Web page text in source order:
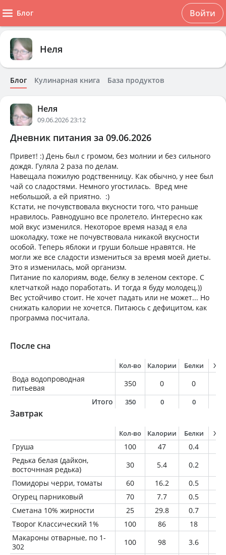
Блог Войти
Неля
Блог Кулинарная книга База продуктов
Неля
09.06.2026 23:12
Дневник питания за 09.06.2026
Привет! :) День был с громом, без молнии и без сильного
дождя. Гуляла 2 раза по делам.
Навещала пожилую родственницу. Как обычно, у нее был
чай со сладостями. Немного угостилась. Вред мне
небольшой, а ей приятно. :)
Кстати, не почувствовала вкусности того, что раньше
нравилось. Равнодушно все пролетело. Интересно как
мой вкус изменился. Некоторое время назад я ела
шоколадку, тоже не почувствовала никакой вкусности
особой. Теперь яблоки и груши больше нравятся. Не
могли же все сладости измениться за время моей диеты.
Это я изменилась, мой организм.
Питание по калориям, воде, белку в зеленом секторе. С
клетчаткой надо поработать. И тогда я буду молодец.))
Вес устойчиво стоит. Не хочет падать или не может... Но
снижать калории не хочется. Питаюсь с дефицитом, как
программа посчитала.
После сна
Кол-во Калории Белки
Вода водопроводная
питьевая
350 0 0
Итого
350 0 0
Завтрак
Кол-во Калории Белки
Груша 100 47 0.4
Редька белая (дайкон,
восточнная редька)
30 5.4 0.2
Помидоры черри, томаты
60 16.2 0.5
Огурец парниковый
70 7.7 0.5
Сметана 10% жирности
25 29.8 0.7
Творог Классический 1%
100 86 18
Макароны отварные, по 1-
302
100 98 3.6